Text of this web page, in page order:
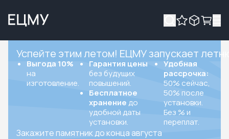
Успейте этим летом! ЕЦМУ запускает
Выгода 10%
на
изготовление.
Гарантия цены
без будущих
повышений.
Бесплатное
хранение до
удобной даты
установки.
Удобная
рассрочка:
50% сейчас,
50% после
установки.
Без % и
переплат.
Закажите памятник до конца августа